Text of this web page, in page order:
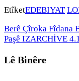
EtîketEDEBIYAT
Berê Çîroka Fîdana
Paşê IZARCHİVE
Lê Binêre